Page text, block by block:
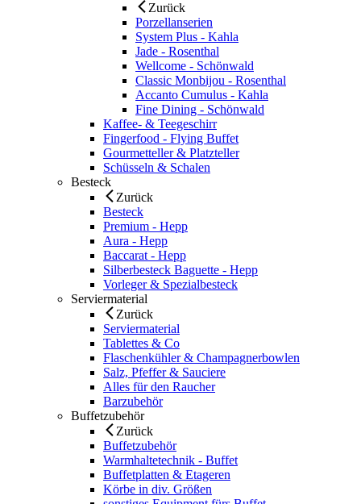
Zurück
Porzellanserien
System Plus - Kahla
Jade - Rosenthal
Wellcome - Schönwald
Classic Monbijou - Rosenthal
Accanto Cumulus - Kahla
Fine Dining - Schönwald
Kaffee- & Teegeschirr
Fingerfood - Flying Buffet
Gourmetteller & Platzteller
Schüsseln & Schalen
Besteck
Zurück
Besteck
Premium - Hepp
Aura - Hepp
Baccarat - Hepp
Silberbesteck Baguette - Hepp
Vorleger & Spezialbesteck
Serviermaterial
Zurück
Serviermaterial
Tablettes & Co
Flaschenkühler & Champagnerbowlen
Salz, Pfeffer & Sauciere
Alles für den Raucher
Barzubehör
Buffetzubehör
Zurück
Buffetzubehör
Warmhaltetechnik - Buffet
Buffetplatten & Etageren
Körbe in div. Größen